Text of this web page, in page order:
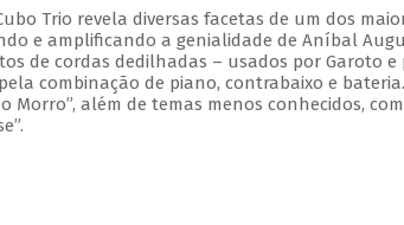
Trio revela diversas facetas de um dos
e amplificando a genialidade de Aníbal
de cordas dedilhadas – usados por Garoto
combinação de piano, contrabaixo e
Morro”, além de temas menos conhecidos,